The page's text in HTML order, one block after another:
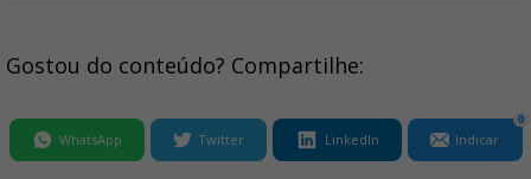
Gostou do conteúdo? Compartilhe:
WhatsApp Twitter LinkedIn Indicar
0